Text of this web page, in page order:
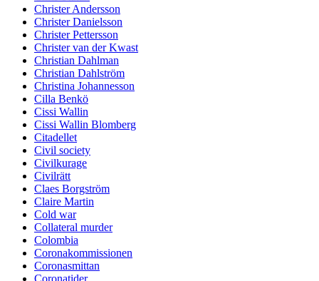
Christer Andersson
Christer Danielsson
Christer Pettersson
Christer van der Kwast
Christian Dahlman
Christian Dahlström
Christina Johannesson
Cilla Benkö
Cissi Wallin
Cissi Wallin Blomberg
Citadellet
Civil society
Civilkurage
Civilrätt
Claes Borgström
Claire Martin
Cold war
Collateral murder
Colombia
Coronakommissionen
Coronasmittan
Coronatider